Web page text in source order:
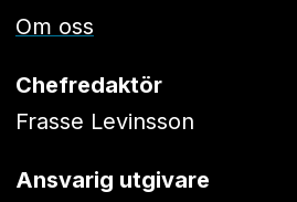
Om oss
Chefredaktör
Frasse Levinsson
Ansvarig utgivare